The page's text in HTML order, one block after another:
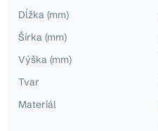
Dĺžka (mm)
Šírka (mm)
Výška (mm)
Tvar
Materiál